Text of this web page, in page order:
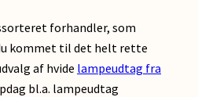
forhandler, som
kommet til det helt rette
af hvide lampeudtag fra
bl.a. lampeudtag